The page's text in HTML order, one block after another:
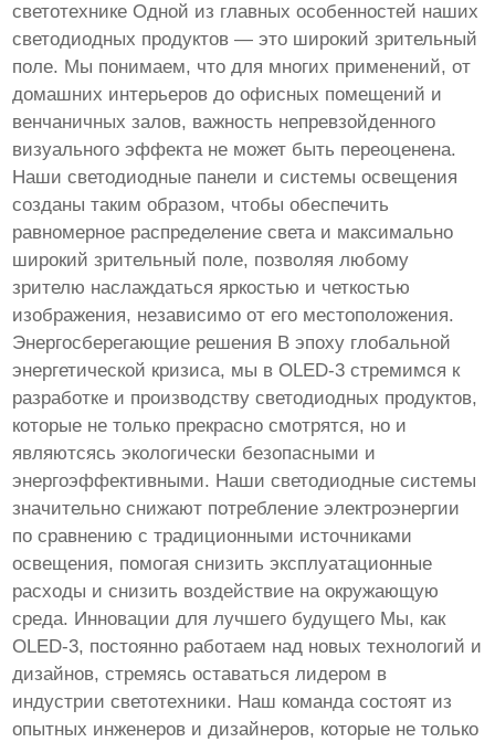
светотехнике Одной из главных особенностей наших
светодиодных продуктов — это широкий зрительный
поле. Мы понимаем, что для многих применений, от
домашних интерьеров до офисных помещений и
венчаничных залов, важность непревзойденного
визуального эффекта не может быть переоценена.
Наши светодиодные панели и системы освещения
созданы таким образом, чтобы обеспечить
равномерное распределение света и максимально
широкий зрительный поле, позволяя любому
зрителю наслаждаться яркостью и четкостью
изображения, независимо от его местоположения.
Энергосберегающие решения В эпоху глобальной
энергетической кризиса, мы в OLED-3 стремимся к
разработке и производству светодиодных продуктов,
которые не только прекрасно смотрятся, но и
являютсясь экологически безопасными и
энергоэффективными. Наши светодиодные системы
значительно снижают потребление электроэнергии
по сравнению с традиционными источниками
освещения, помогая снизить эксплуатационные
расходы и снизить воздействие на окружающую
среда. Инновации для лучшего будущего Мы, как
OLED-3, постоянно работаем над новых технологий и
дизайнов, стремясь оставаться лидером в
индустрии светотехники. Наш команда состоят из
опытных инженеров и дизайнеров, которые не только